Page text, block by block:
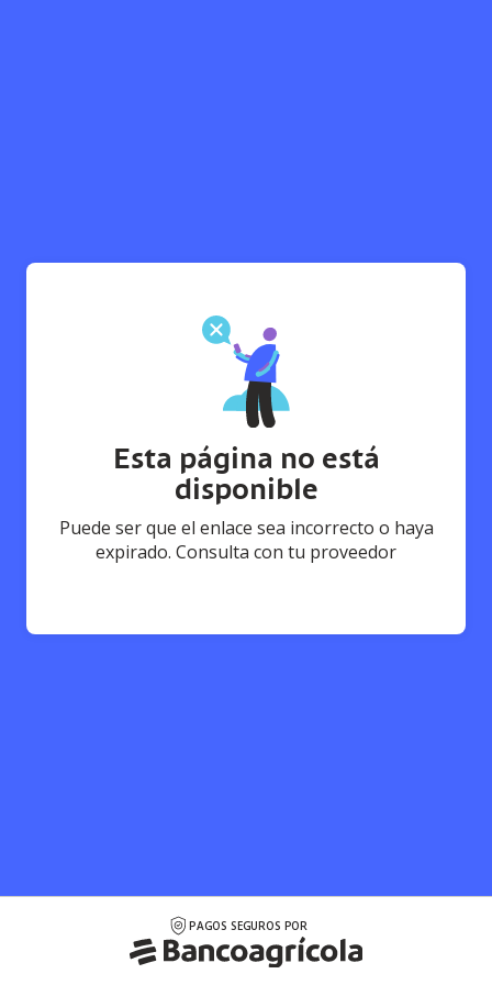
Esta página no está
disponible
Puede ser que el enlace sea incorrecto o haya
expirado. Consulta con tu proveedor
PAGOS SEGUROS POR